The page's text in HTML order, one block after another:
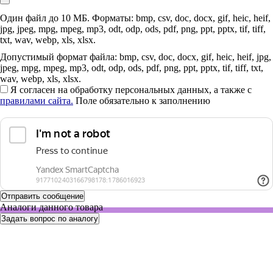
Один файл до 10 МБ. Форматы: bmp, csv, doc, docx, gif, heic, heif,
jpg, jpeg, mpg, mpeg, mp3, odt, odp, ods, pdf, png, ppt, pptx, tif, tiff,
txt, wav, webp, xls, xlsx.
Допустимый формат файла: bmp, csv, doc, docx, gif, heic, heif, jpg,
jpeg, mpg, mpeg, mp3, odt, odp, ods, pdf, png, ppt, pptx, tif, tiff, txt,
wav, webp, xls, xlsx.
Я согласен на обработку персональных данных, а также с
правилами сайта. Поле обязательно к заполнению
Аналоги данного товара
Задать вопрос по аналогу